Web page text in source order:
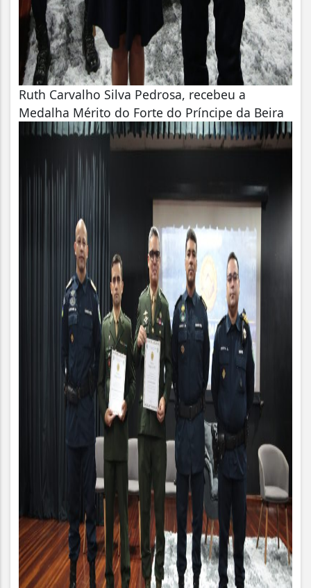
Ruth Carvalho Silva Pedrosa, recebeu a
Medalha Mérito do Forte do Príncipe da Beira